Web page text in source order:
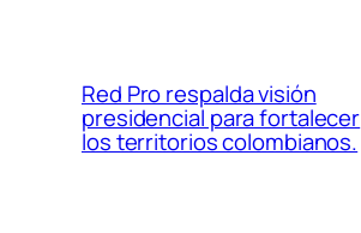
Red Pro respalda visión
presidencial para fortalecer
los territorios colombianos.